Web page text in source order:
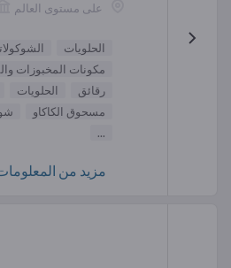
على مستوى العالم
الحلويات
مكونات المخبوزات
رقائق
الحلويات
مسحوق الكاكاو
...
مزيد من